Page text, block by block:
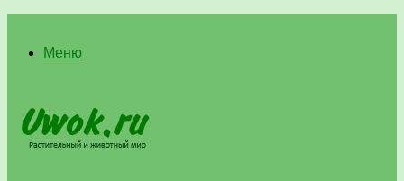
Меню